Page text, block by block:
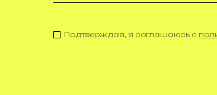
Подтверждая, я соглашаюсь с